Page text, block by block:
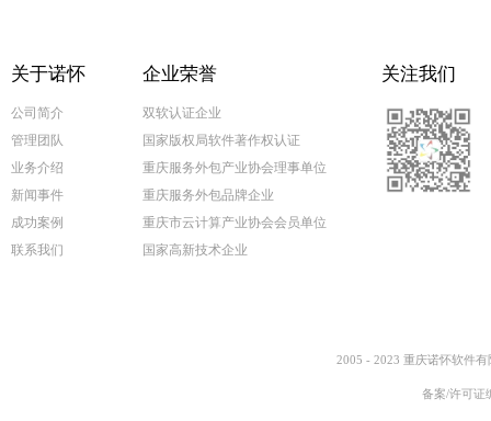
关于诺怀
公司简介
管理团队
业务介绍
新闻事件
成功案例
联系我们
企业荣誉
双软认证企业
国家版权局软件著作权认证
重庆服务外包产业协会理事单位
重庆服务外包品牌企业
重庆市云计算产业协会会员单位
国家高新技术企业
关注我们
2005 - 2023 重庆诺怀软件
备案/许可证